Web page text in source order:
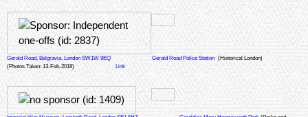
Gerald Road, Belgravia, London SW1W 9EQ Gerald Road Police Station (Historical London)
(Photos Taken: 13-Feb-2018)
Link